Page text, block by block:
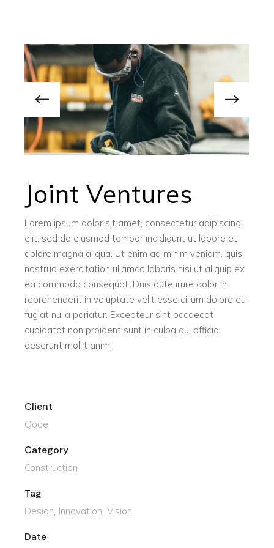
Joint Ventures
Lorem ipsum dolor sit amet, consectetur adipiscing
elit, sed do eiusmod tempor incididunt ut labore et
dolore magna aliqua. Ut enim ad minim veniam, quis
nostrud exercitation ullamco laboris nisi ut aliquip ex
ea commodo consequat. Duis aute irure dolor in
reprehenderit in voluptate velit esse cillum dolore eu
fugiat nulla pariatur. Excepteur sint occaecat
cupidatat non proident sunt in culpa qui officia
deserunt mollit anim.
Client
Qode
Category
Construction
Tag
Design Innovation Vision
Date